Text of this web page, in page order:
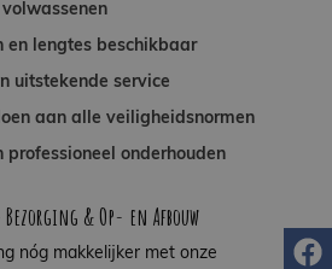
en lengtes beschikbaar
uitstekende service
aan alle veiligheidsnormen
professioneel onderhouden
& Op- en Afbouw
nóg makkelijker met onze